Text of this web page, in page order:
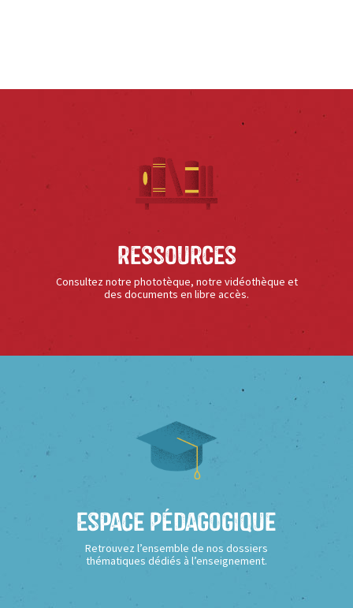
Ressources
Consultez notre phototèque, notre vidéothèque et
des documents en libre accès.
Espace Pédagogique
Retrouvez l’ensemble de nos dossiers
thématiques dédiés à l’enseignement.